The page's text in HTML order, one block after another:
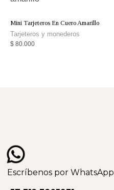
Mini Tarjeteros En Cuero Amarillo
Tarjeteros y monederos
$ 80.000
Escríbenos por WhatsApp